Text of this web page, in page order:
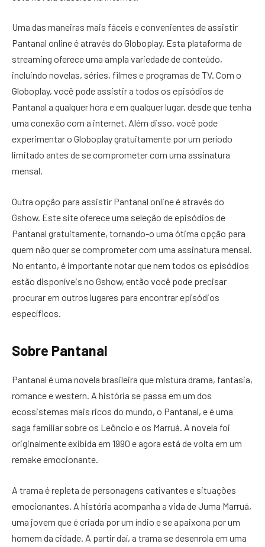
Uma das maneiras mais fáceis e convenientes de assistir
Pantanal online é através do Globoplay. Esta plataforma de
streaming oferece uma ampla variedade de conteúdo,
incluindo novelas, séries, filmes e programas de TV. Com o
Globoplay, você pode assistir a todos os episódios de
Pantanal a qualquer hora e em qualquer lugar, desde que tenha
uma conexão com a internet. Além disso, você pode
experimentar o Globoplay gratuitamente por um período
limitado antes de se comprometer com uma assinatura
mensal.
Outra opção para assistir Pantanal online é através do
Gshow. Este site oferece uma seleção de episódios de
Pantanal gratuitamente, tornando-o uma ótima opção para
quem não quer se comprometer com uma assinatura mensal.
No entanto, é importante notar que nem todos os episódios
estão disponíveis no Gshow, então você pode precisar
procurar em outros lugares para encontrar episódios
específicos.
Sobre Pantanal
Pantanal é uma novela brasileira que mistura drama, fantasia,
romance e western. A história se passa em um dos
ecossistemas mais ricos do mundo, o Pantanal, e é uma
saga familiar sobre os Leôncio e os Marruá. A novela foi
originalmente exibida em 1990 e agora está de volta em um
remake emocionante.
A trama é repleta de personagens cativantes e situações
emocionantes. A história acompanha a vida de Juma Marruá,
uma jovem que é criada por um índio e se apaixona por um
homem da cidade. A partir daí, a trama se desenrola em uma